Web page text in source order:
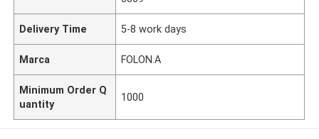
Delivery Time 5-8 work days
Marca FOLON.A
Minimum Order Q
uantity
1000